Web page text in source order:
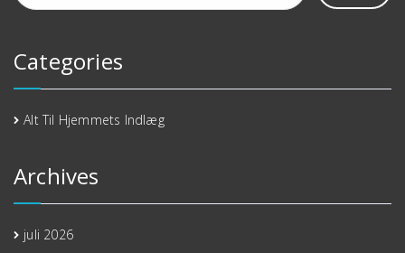
Categories
Alt Til Hjemmets Indlæg
Archives
juli 2026